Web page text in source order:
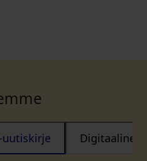
uutiskirje Digitaalinen